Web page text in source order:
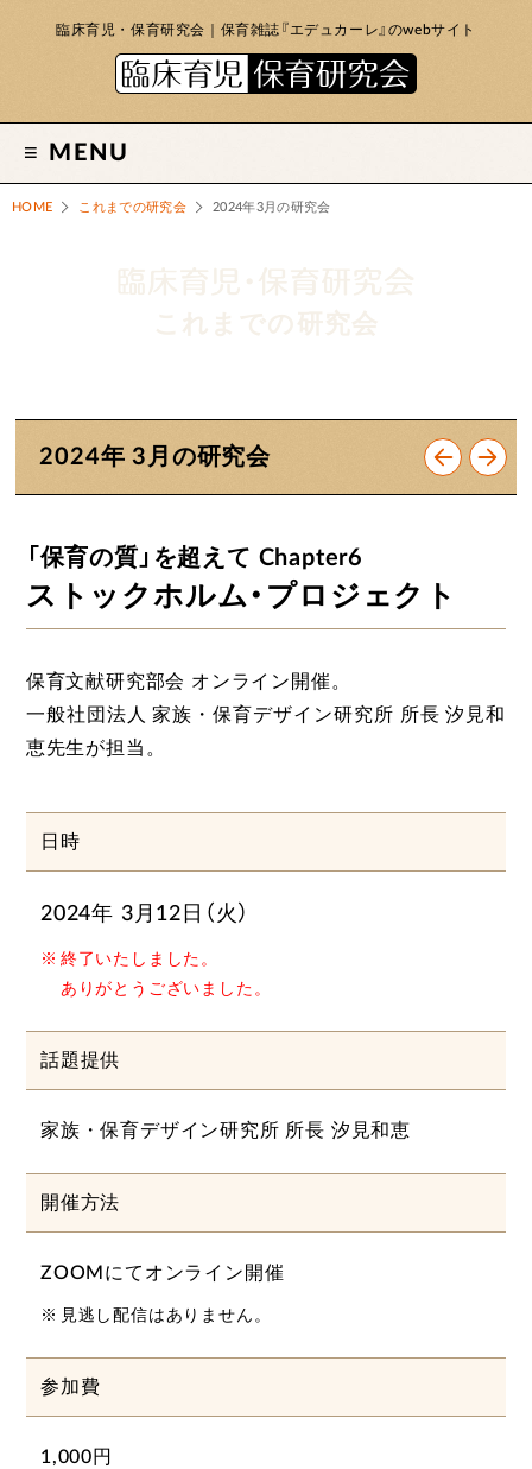
臨床育児・保育研究会｜保育雑誌『エデュカーレ』のwebサイト
MENU
HOME これまでの研究会 2024年3月の研究会
2024年 3月の研究会
「保育の質」を超えて Chapter6
ストックホルム・プロジェクト
保育文献研究部会 オンライン開催。
一般社団法人 家族・保育デザイン研究所 所長 汐見和
恵先生が担当。
日時
2024年 3月12日（火）
終了いたしました。
ありがとうございました。
話題提供
家族・保育デザイン研究所 所長 汐見和恵
開催方法
ZOOMにてオンライン開催
見逃し配信はありません。
参加費
1,000円